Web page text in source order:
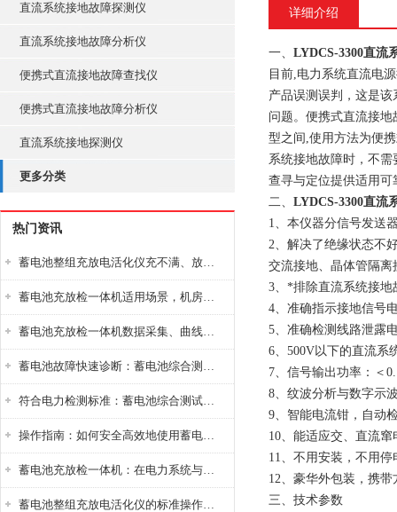
直流系统接地故障探测仪
直流系统接地故障分析仪
便携式直流接地故障查找仪
便携式直流接地故障分析仪
直流系统接地探测仪
更多分类
热门资讯
蓄电池整组充放电活化仪充不满、放不完怎么办？
蓄电池充放检一体机适用场景，机房基站变电站铅酸蓄电池维护检测应用
蓄电池充放检一体机数据采集、曲线分析与电池健康状态智能评估功能详解
蓄电池故障快速诊断：蓄电池综合测试仪判断落后电池的方法与标准
符合电力检测标准：蓄电池综合测试仪测试规范与精度校准方法详解
操作指南：如何安全高效地使用蓄电池智能活化仪？
蓄电池充放检一体机：在电力系统与储能设备中的创新应用，确保蓄电池性能与可靠性
蓄电池整组充放电活化仪的标准操作流程：从接线设置到充放电参数设定的安全规范
详细介绍
一、 LYDCS-3300直流
目前,电力系统直流电
产品误测误判，这是
问题。便携式直流接
型之间,使用方法为便
系统接地故障时，不
查寻与定位提供适用
二、 LYDCS-3300直流
1、本仪器分信号发送
2、解决了绝缘状态不
交流接地、晶体管隔离
3、*排除直流系统接地
4、准确指示接地信号
5、准确检测线路泄露
6、500V以下的直流系
7、信号输出功率：＜
8、纹波分析与数字示
9、智能电流钳，自动
10、能适应交、直流
11、不用安装，不用
12、豪华外包装，携带
三、技术参数